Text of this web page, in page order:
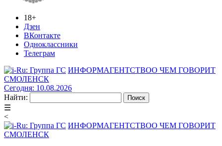
18+
Дзен
ВКонтакте
Одноклассники
Телеграм
ИНФОРМАГЕНТСТВОО ЧЕМ ГОВОРИТ
СМОЛЕНСК
Сегодня: 10.08.2026
Найти:
☰
<
ИНФОРМАГЕНТСТВОО ЧЕМ ГОВОРИТ
СМОЛЕНСК